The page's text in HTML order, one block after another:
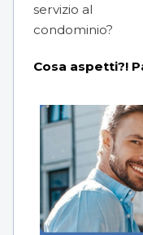
servizio al
condominio?
Cosa aspetti?!